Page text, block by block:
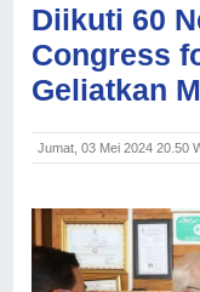
Diikuti 60
Congress
Geliatkan
Jumat, 03 Mei 2024 20.50